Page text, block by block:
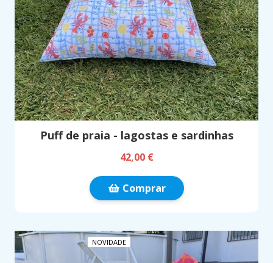
Puff de praia - lagostas e sardinhas
42,00 €
Comprar
NOVIDADE